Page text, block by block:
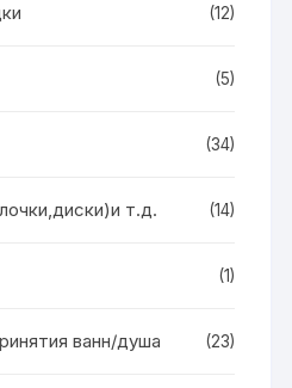
(12)
(5)
(34)
т.д. (14)
(1)
ванн/душа (23)